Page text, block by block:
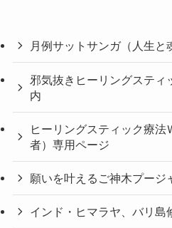
月例サットサンガ（人生と
邪気抜きヒーリングスティ
内
ヒーリングスティック療
者）専用ページ
願いを叶えるご神木プージ
インド・ヒマラヤ、バリ島